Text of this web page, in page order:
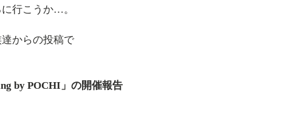
行こうか…。
からの投稿で
by POCHI」の開催報告